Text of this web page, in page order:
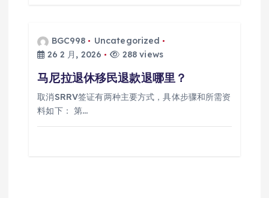
BGC998
Uncategorized
26 2 月, 2026
288 views
马尼拉退休移民退款退哪里？
取消SRRV签证有两种主要方式，具体步骤和所需资
料如下： 第…